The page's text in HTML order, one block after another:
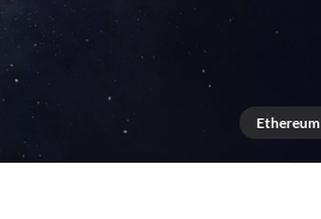
Ethereum